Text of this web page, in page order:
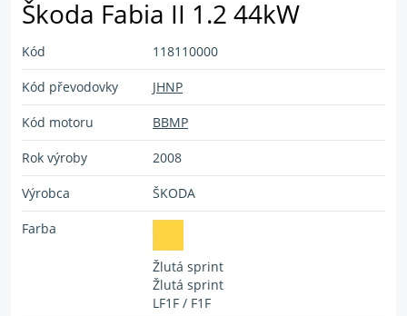
Škoda Fabia II 1.2 44kW
Kód 118110000
Kód převodovky JHNP
Kód motoru BBMP
Rok výroby 2008
Výrobca ŠKODA
Farba
Žlutá sprint
Žlutá sprint
LF1F / F1F